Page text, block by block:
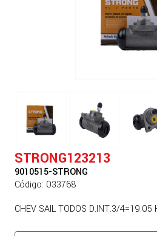
STRONG123213
9010515-STRONG
Código: 033768
CHEV SAIL TODOS D.INT.3/4=19.05